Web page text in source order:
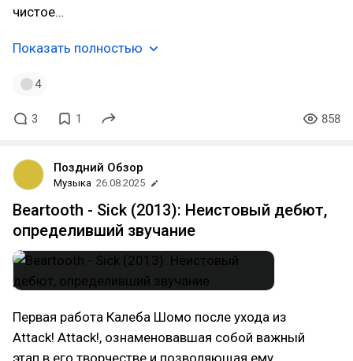
чистое…
Показать полностью
4
3 1 858
Поздний Обзор
Музыка 26.08.2025
Beartooth - Sick (2013): Неистовый дебют,
определивший звучание
Первая работа Калеба Шомо после ухода из
Attack! Attack!, ознаменовавшая собой важный
этап в его творчестве и позволяющая ему